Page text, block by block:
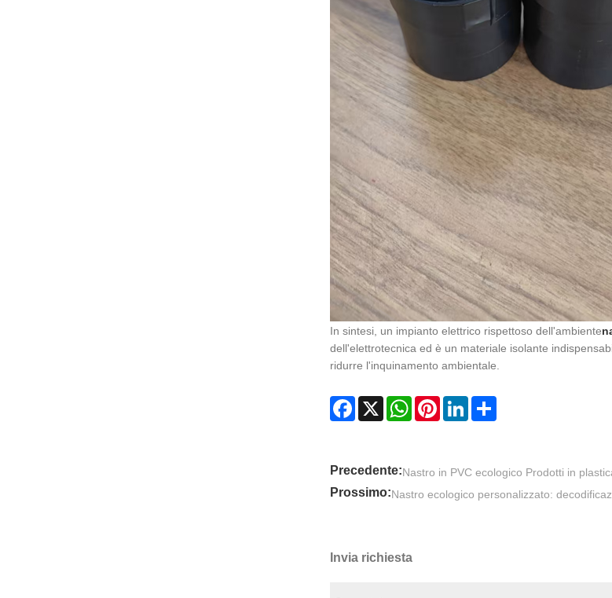
In sintesi, un impianto elettrico rispettoso dell'ambiente
dell'elettrotecnica ed è un materiale isolante
ridurre l'inquinamento ambientale.
Facebook
X WhatsAppPinterestLinkedInShare
Precedente:Nastro in PVC ecologico Prodotti in
Prossimo:Nastro ecologico personalizzato:
Invia richiesta